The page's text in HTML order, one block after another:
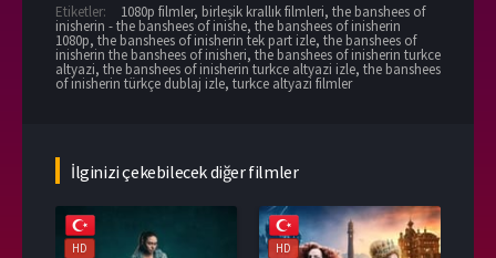
Etiketler: 1080p filmler, birleşik krallık filmleri, the banshees of
inisherin - the banshees of inishe, the banshees of inisherin
1080p, the banshees of inisherin tek part izle, the banshees of
inisherin the banshees of inisheri, the banshees of inisherin turkce
altyazi, the banshees of inisherin turkce altyazi izle, the banshees
of inisherin türkçe dublaj izle, turkce altyazi filmler
İlginizi çekebilecek diğer filmler
HD HD